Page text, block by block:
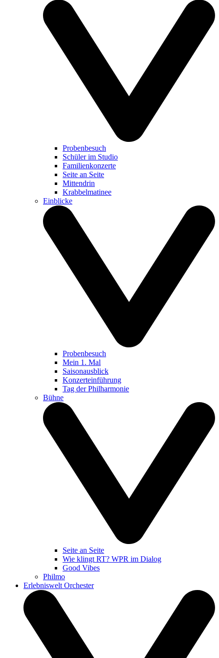
Probenbesuch
Schüler im Studio
Familienkonzerte
Seite an Seite
Mittendrin
Krabbelmatinee
Einblicke
Probenbesuch
Mein 1. Mal
Saisonausblick
Konzerteinführung
Tag der Philharmonie
Bühne
Seite an Seite
Wie klingt RT? WPR im Dialog
Good Vibes
Philmo
Erlebniswelt Orchester